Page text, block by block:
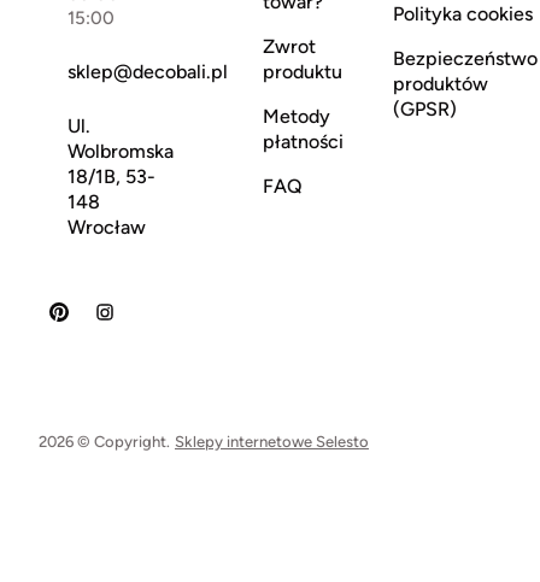
15:00
sklep@decobali.pl
Ul.
Wolbromska
18/1B, 53-
148
Wrocław
Zwrot
produktu
Metody
płatności
FAQ
Polityka cookies
Bezpieczeństwo
produktów
(GPSR)
2026 © Copyright. Sklepy internetowe Selesto